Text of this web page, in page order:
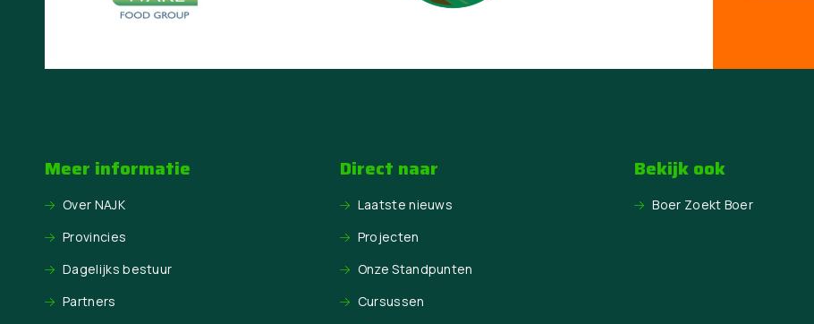
Meer informatie
Over NAJK
Provincies
Dagelijks bestuur
Partners
Direct naar
Laatste nieuws
Projecten
Onze Standpunten
Cursussen
Bekijk ook
Boer Zoekt Boer